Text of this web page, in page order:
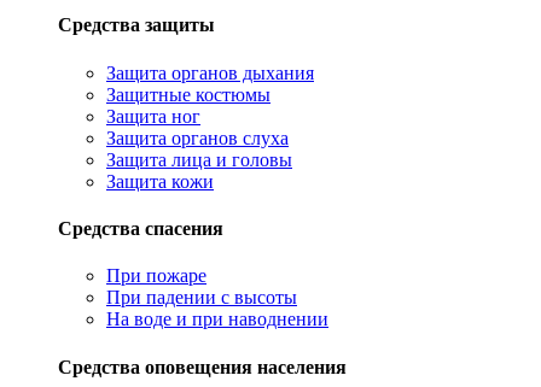
Средства защиты
Защита органов дыхания
Защитные костюмы
Защита ног
Защита органов слуха
Защита лица и головы
Защита кожи
Средства спасения
При пожаре
При падении с высоты
На воде и при наводнении
Средства оповещения населения